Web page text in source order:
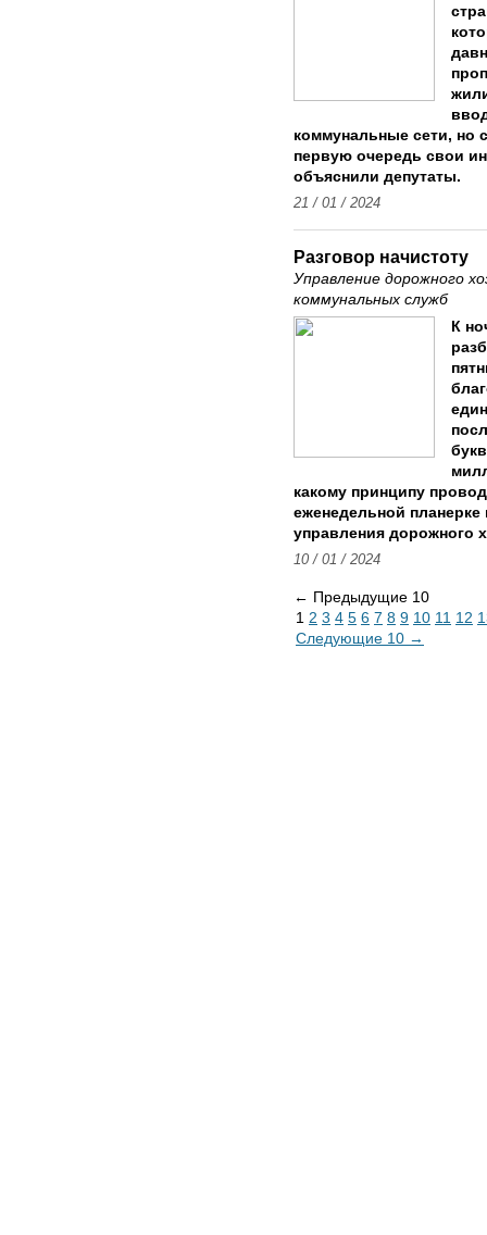
коммунальные сети, но
первую очередь свои
объяснили депутаты.
21 / 01 / 2024
Разговор начистоту
Управление дорожного
коммунальных служб
К
какому принципу
еженедельной
управления дорожного
10 / 01 / 2024
← Предыдущие 10
1 2 3 4 5 6 7 8 9 10 11 12
Следующие 10 →